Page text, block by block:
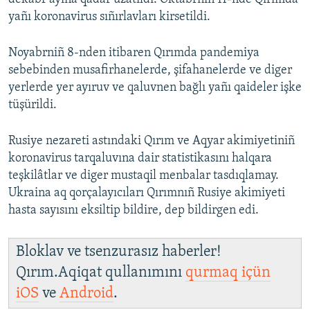
yañı koronavirus sıñırlavları kirsetildi.
Noyabrniñ 8-nden itibaren Qırımda pandemiya
sebebinden musafirhanelerde, şifahanelerde ve diger
yerlerde yer ayıruv ve qaluvnen bağlı yañı qaideler işke
tüşürildi.
Rusiye nezareti astındaki Qırım ve Aqyar akimiyetiniñ
koronavirus tarqaluvına dair statistikasını halqara
teşkilâtlar ve diger mustaqil menbalar tasdıqlamay.
Ukraina aq qorçalayıcıları Qırımnıñ Rusiye akimiyeti
hasta sayısını eksiltip bildire, dep bildirgen edi.
Bloklav ve tsenzurasız haberler!
Qırım.Aqiqat qullanımını qurmaq içün
iOS ve Android.